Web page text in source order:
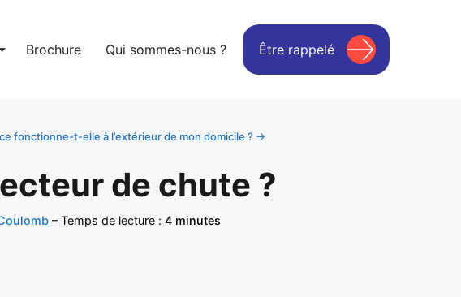
Brochure Qui sommes-nous ? Être rappelé
fonctionne-t-elle à l’extérieur de mon domicile ? →
de chute ?
– Temps de lecture : 4 minutes